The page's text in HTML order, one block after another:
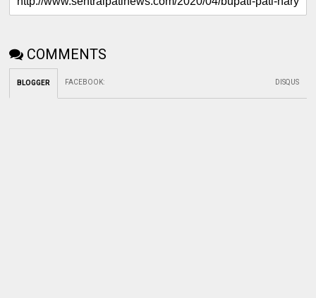
COMMENTS
BLOGGER FACEBOOK: DISQUS